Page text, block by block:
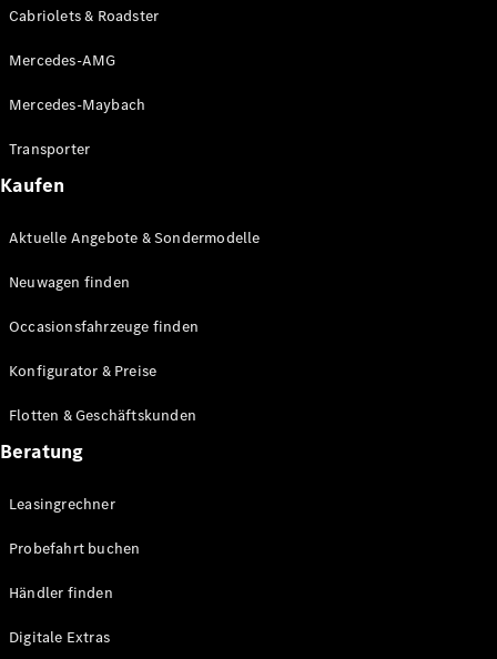
Classic
Partner
&
Innovationen
Fortschrittliche
Technologien
für den
Antriebsstrang
Multimedia
Over-the-
Fahrhilfen
Konzeptfahrzeuge
Cabriolets & Roadster
Mercedes-AMG
Mercedes-Maybach
Transporter
Kaufen
Aktuelle Angebote & Sondermodelle
Neuwagen finden
Occasionsfahrzeuge finden
Konfigurator & Preise
Flotten & Geschäftskunden
Beratung
Leasingrechner
Probefahrt buchen
Händler finden
Digitale Extras